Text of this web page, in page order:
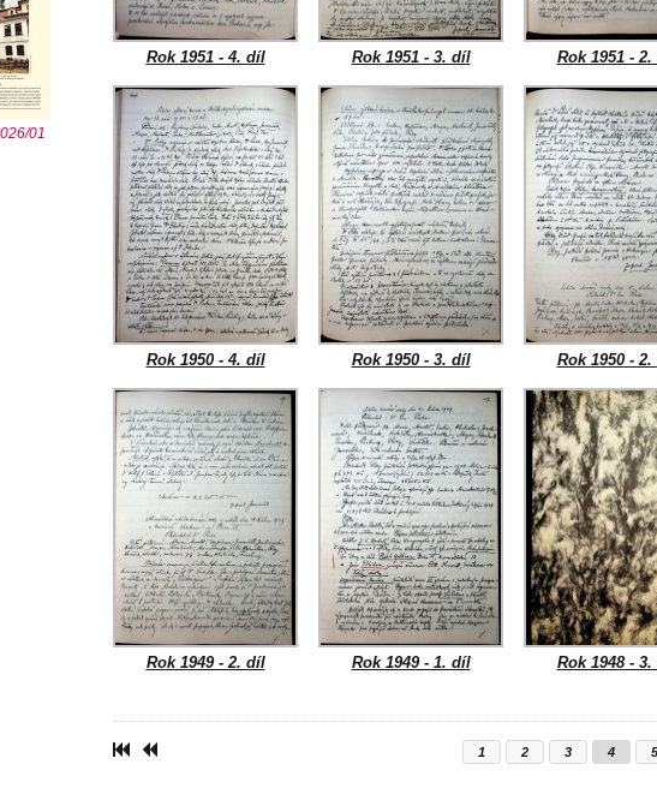
01
Rok 1951 - 4. díl Rok 1951 - 3. díl Rok 1951 -
Rok 1950 - 4. díl Rok 1950 - 3. díl Rok 1950 -
Rok 1949 - 2. díl Rok 1949 - 1. díl Rok 1948 -
1 2 3 4